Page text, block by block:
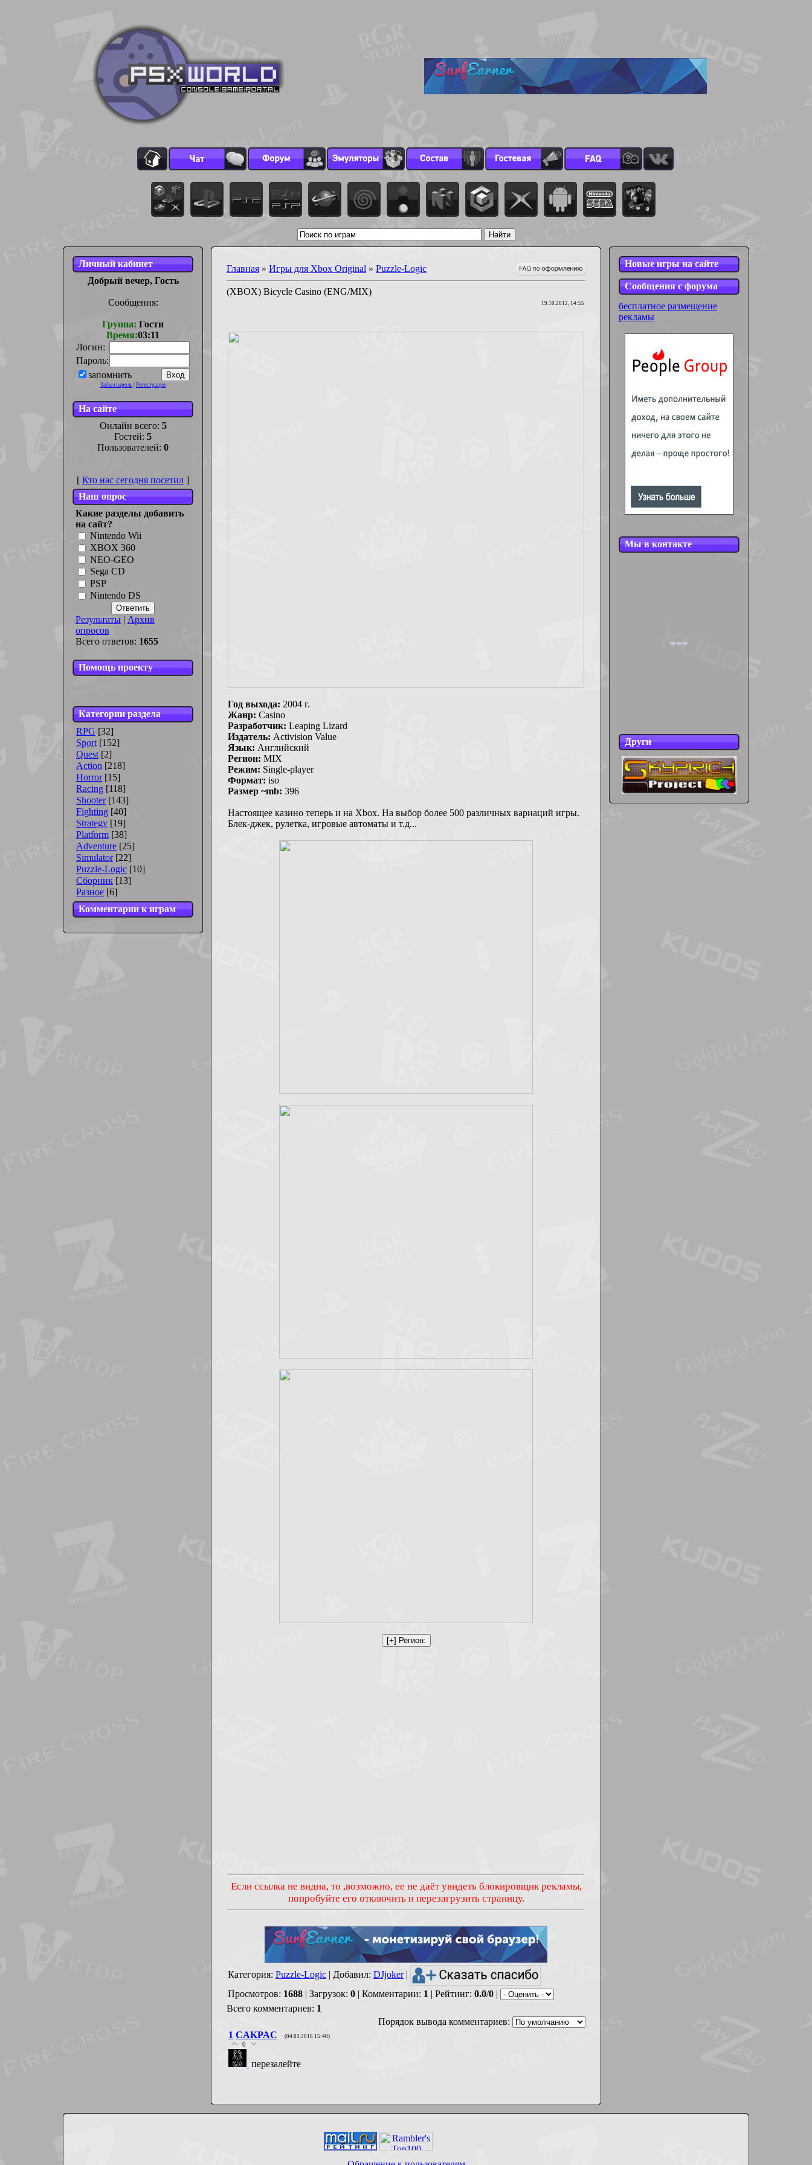
Личный кабинет
Добрый вечер, Гость
Сообщения:
Группа: Гости
Время:03:11
Логин:
Пароль:
запомнить
Забыл пароль Регистрация
На сайте
Онлайн всего: 5
Гостей: 5
Пользователей: 0
[ Кто нас сегодня посетил ]
Наш опрос
Какие разделы добавить
на сайт?
Nintendo Wii
XBOX 360
NEO-GEO
Sega CD
PSP
Nintendo DS
Результаты | Архив
опросов
Всего ответов: 1655
Помощь проекту
Категории раздела
RPG [32]
Sport [152]
Quest [2]
Action [218]
Horror [15]
Racing [118]
Shooter [143]
Fighting [40]
Strategy [19]
Platform [38]
Adventure [25]
Simulator [22]
Puzzle-Logic [10]
Сборник [13]
Разное [6]
Комментарии к играм
Главная » Игры для Xbox Original » Puzzle-Logic
(XBOX) Bicycle Casino (ENG/MIX)
19.10.2012, 14:55
Год выхода: 2004 г.
Жанр: Casino
Разработчик: Leaping Lizard
Издатель: Activision Value
Язык: Английский
Регион: MIX
Режим: Single-player
Формат: iso
Размер ~mb: 396
Настоящее казино теперь и на Xbox. На выбор более 500 различных вариаций игры.
Блек-джек, рулетка, игровые автоматы и т.д...
Если ссылка не видна, то ,возможно, ее не даёт увидеть блокировщик рекламы,
попробуйте его отключить и перезагрузить страницу.
Категория: Puzzle-Logic | Добавил: DJjoker|
Просмотров: 1688 | Загрузок: 0 | Комментарии: 1 | Рейтинг: 0.0/0 |
Всего комментариев: 1
Порядок вывода комментариев:
1 CAKPAC (04.03.2016 15:40)
0
перезалейте
Новые игры на сайте
Сообщения с форума
бесплатное размещение
рекламы
Мы в контакте
Други